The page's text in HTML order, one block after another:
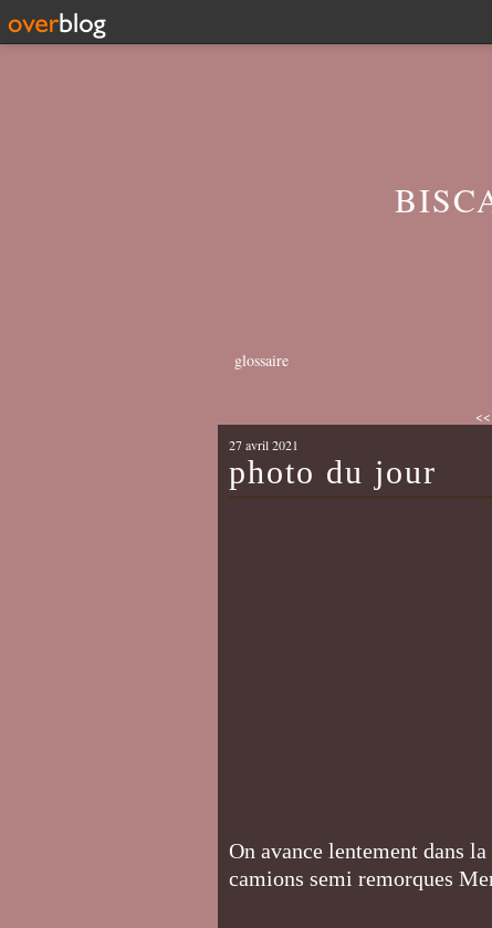
glossaire
27 avril 2021
photo du jour
On avance lentement dans
camions semi remorques